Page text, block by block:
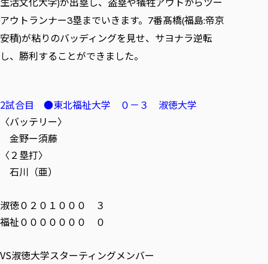
)
アウトランナー3塁までいきます。 7番髙橋(福島:帝京
安積)が粘りのバッディングを見せ、サヨナラ逆転
し、勝利することができました。
2試合目 ●東北福祉大学 ０－３ 淑徳大学
〈バッテリー〉
金野ー須藤
〈２塁打〉
石川（亜）
淑徳０２０１０００ ３
福祉０００００００ ０
VS淑徳大学スターティングメンバー